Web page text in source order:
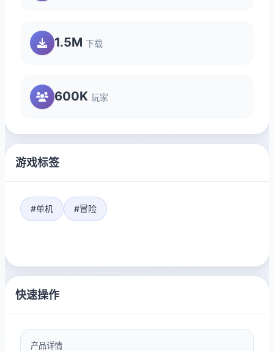
1.5M 下载
600K 玩家
游戏标签
#单机 #冒险
快速操作
产品详情